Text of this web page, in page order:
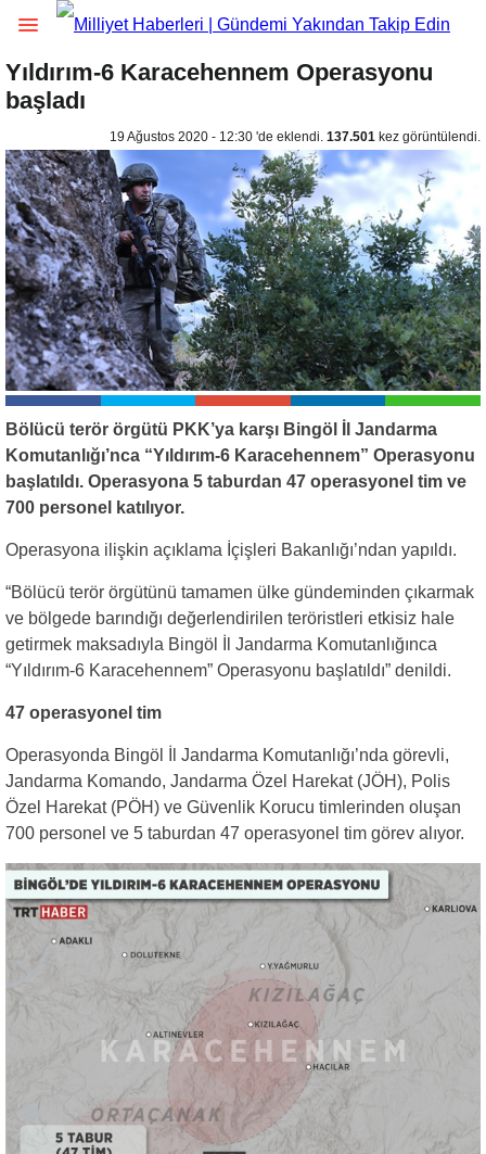
Yıldırım-6 Karacehennem Operasyonu
başladı
19 Ağustos 2020 - 12:30 'de eklendi. 137.501 kez görüntülendi.
Bölücü terör örgütü PKK’ya karşı Bingöl İl Jandarma
Komutanlığı’nca “Yıldırım-6 Karacehennem” Operasyonu
başlatıldı. Operasyona 5 taburdan 47 operasyonel tim ve
700 personel katılıyor.
Operasyona ilişkin açıklama İçişleri Bakanlığı’ndan yapıldı.
“Bölücü terör örgütünü tamamen ülke gündeminden çıkarmak
ve bölgede barındığı değerlendirilen teröristleri etkisiz hale
getirmek maksadıyla Bingöl İl Jandarma Komutanlığınca
“Yıldırım-6 Karacehennem” Operasyonu başlatıldı” denildi.
47 operasyonel tim
Operasyonda Bingöl İl Jandarma Komutanlığı’nda görevli,
Jandarma Komando, Jandarma Özel Harekat (JÖH), Polis
Özel Harekat (PÖH) ve Güvenlik Korucu timlerinden oluşan
700 personel ve 5 taburdan 47 operasyonel tim görev alıyor.